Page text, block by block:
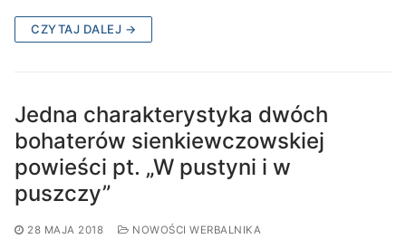
CZYTAJ DALEJ →
Jedna charakterystyka dwóch
bohaterów sienkiewczowskiej
powieści pt. „W pustyni i w
puszczy”
28 MAJA 2018 NOWOŚCI WERBALNIKA